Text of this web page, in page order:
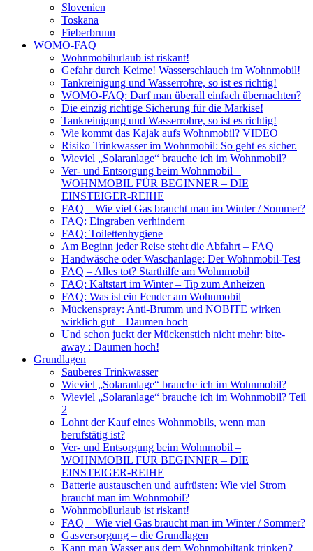
Slovenien
Toskana
Fieberbrunn
WOMO-FAQ
Wohnmobilurlaub ist riskant!
Gefahr durch Keime! Wasserschlauch im Wohnmobil!
Tankreinigung und Wasserrohre, so ist es richtig!
WOMO-FAQ: Darf man überall einfach übernachten?
Die einzig richtige Sicherung für die Markise!
Tankreinigung und Wasserrohre, so ist es richtig!
Wie kommt das Kajak aufs Wohnmobil? VIDEO
Risiko Trinkwasser im Wohnmobil: So geht es sicher.
Wieviel „Solaranlage“ brauche ich im Wohnmobil?
Ver- und Entsorgung beim Wohnmobil –
WOHNMOBIL FÜR BEGINNER – DIE
EINSTEIGER-REIHE
FAQ – Wie viel Gas braucht man im Winter / Sommer?
FAQ: Eingraben verhindern
FAQ: Toilettenhygiene
Am Beginn jeder Reise steht die Abfahrt – FAQ
Handwäsche oder Waschanlage: Der Wohnmobil-Test
FAQ – Alles tot? Starthilfe am Wohnmobil
FAQ: Kaltstart im Winter – Tip zum Anheizen
FAQ: Was ist ein Fender am Wohnmobil
Mückenspray: Anti-Brumm und NOBITE wirken
wirklich gut – Daumen hoch
Und schon juckt der Mückenstich nicht mehr: bite-
away : Daumen hoch!
Grundlagen
Sauberes Trinkwasser
Wieviel „Solaranlage“ brauche ich im Wohnmobil?
Wieviel „Solaranlage“ brauche ich im Wohnmobil? Teil
2
Lohnt der Kauf eines Wohnmobils, wenn man
berufstätig ist?
Ver- und Entsorgung beim Wohnmobil –
WOHNMOBIL FÜR BEGINNER – DIE
EINSTEIGER-REIHE
Batterie austauschen und aufrüsten: Wie viel Strom
braucht man im Wohnmobil?
Wohnmobilurlaub ist riskant!
FAQ – Wie viel Gas braucht man im Winter / Sommer?
Gasversorgung – die Grundlagen
Kann man Wasser aus dem Wohnmobiltank trinken?